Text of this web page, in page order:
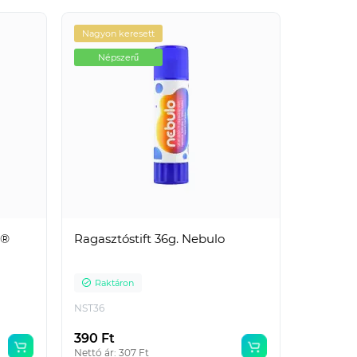
Előlap, A4, 200 micron 100
db/csomag, Bluering® áttetsző
piros
Nagyon keresett
Népszerű
Ragasztóstift 36g. Nebulo
Raktáron
NST36
390 Ft
Nettó ár: 307 Ft